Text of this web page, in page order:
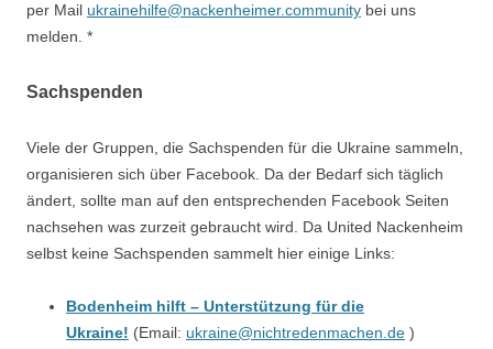
per Mail ukrainehilfe@nackenheimer.community bei uns
melden. *
Sachspenden
Viele der Gruppen, die Sachspenden für die Ukraine sammeln,
organisieren sich über Facebook. Da der Bedarf sich täglich
ändert, sollte man auf den entsprechenden Facebook Seiten
nachsehen was zurzeit gebraucht wird. Da United Nackenheim
selbst keine Sachspenden sammelt hier einige Links:
Bodenheim hilft – Unterstützung für die
Ukraine! (Email: ukraine@nichtredenmachen.de )